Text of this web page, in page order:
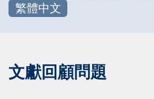
繁體中文
文獻回顧問題